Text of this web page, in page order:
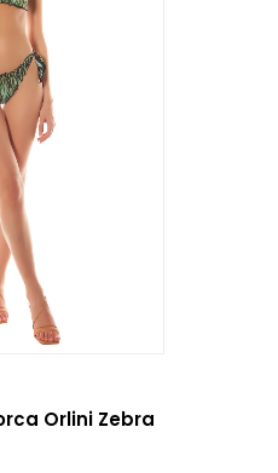
Orlini Zebra